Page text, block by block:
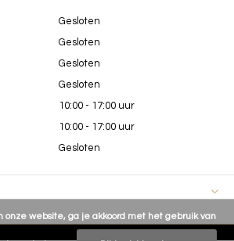
Gesloten
Gesloten
Gesloten
Gesloten
10:00 - 17:00 uur
10:00 - 17:00 uur
Gesloten
onze website, ga je akkoord met het gebruik van